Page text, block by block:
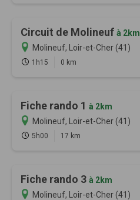
Circuit de Molineuf à 2km
Molineuf, Loir-et-Cher (41)
1h15 0 km
Fiche rando 1 à 2km
Molineuf, Loir-et-Cher (41)
5h00 17 km
Fiche rando 3 à 2km
Molineuf, Loir-et-Cher (41)